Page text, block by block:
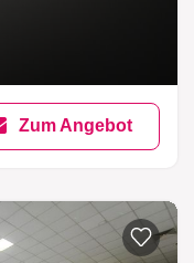
Zum Angebot